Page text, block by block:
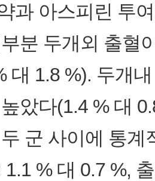
과 아스피린 투
분 두개외 출혈
대 1.8 %). 두개
았다(1.4 % 대
군 사이에 통
% 대 0.7 %,